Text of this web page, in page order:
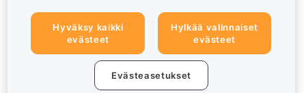
Hyväksy kaikki
evästeet
Hylkää valinnaiset
evästeet
Evästeasetukset